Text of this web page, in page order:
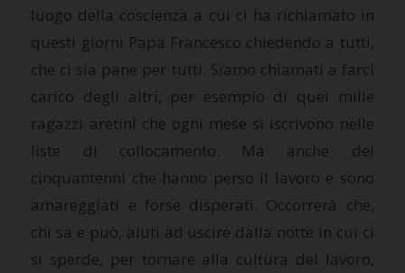
luogo della coscienza a cui ci ha richiamato in
questi giorni Papa Francesco chiedendo a tutti,
che ci sia pane per tutti. Siamo chiamati a farci
carico degli altri, per esempio di quei mille
ragazzi aretini che ogni mese si iscrivono nelle
liste di collocamento. Ma anche dei
cinquantenni che hanno perso il lavoro e sono
amareggiati e forse disperati. Occorrerà che,
chi sa e può, aiuti ad uscire dalla notte in cui ci
si sperde, per tornare alla cultura del lavoro,